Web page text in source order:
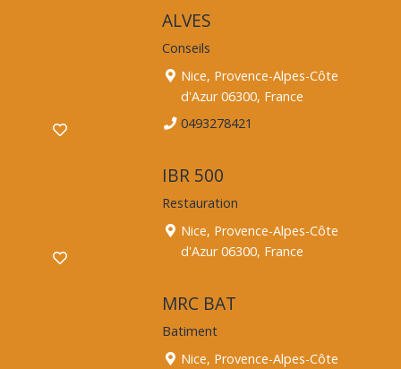
ALVES
Conseils
Nice, Provence-Alpes-Côte
d'Azur 06300, France
0493278421
IBR 500
Restauration
Nice, Provence-Alpes-Côte
d'Azur 06300, France
MRC BAT
Batiment
Nice, Provence-Alpes-Côte